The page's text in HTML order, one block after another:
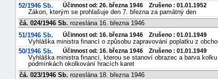
52/1946 Sb.
Účinnost od: 26. března 1946 Zrušeno : 01.01.1952
Zákon, kterým se prohlašuje den 7. března za památný den
čá. 024/1946 Sb. rozeslána 16. března 1946
51/1946 Sb.
Účinnost od: 16. března 1946 Zrušeno : 01.01.1949
Vyhláška ministra financí o způsobu zapravování poplatku z
50/1946 Sb.
Účinnost od: 16. března 1946 Zrušeno : 01.01.1949
Vyhláška ministra financí, kterou se stanoví obrazec a barva
podmínkách okolkování hracích karet
čá. 023/1946 Sb. rozeslána 18. března 1946